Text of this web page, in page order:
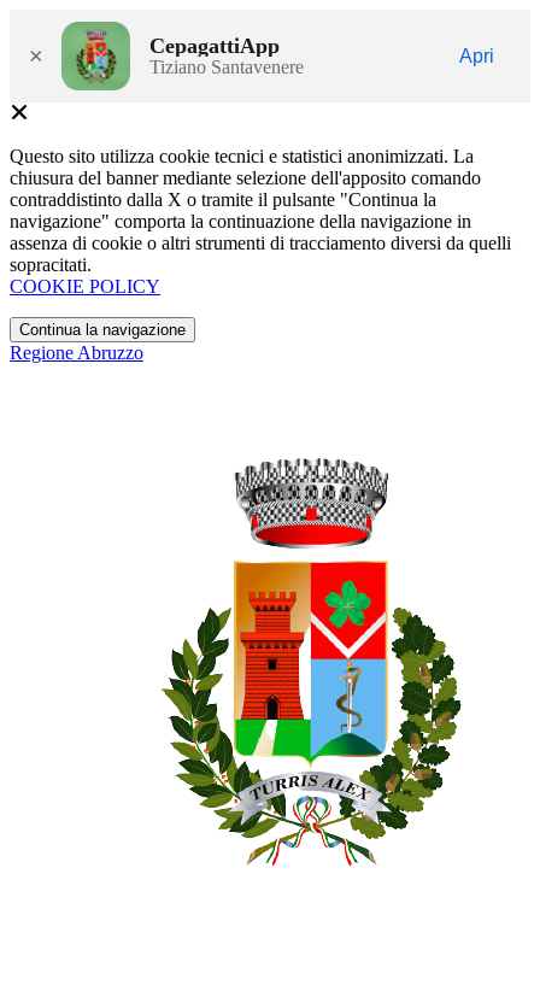
× CepagattiApp
Tiziano Santavenere
Apri
Questo sito utilizza cookie tecnici e statistici anonimizzati. La
chiusura del banner mediante selezione dell'apposito comando
contraddistinto dalla X o tramite il pulsante "Continua la
navigazione" comporta la continuazione della navigazione in
assenza di cookie o altri strumenti di tracciamento diversi da quelli
sopracitati.
COOKIE POLICY
Continua la navigazione
Regione Abruzzo